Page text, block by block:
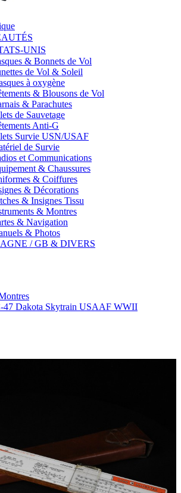
UNIS
& Bonnets de Vol
de Vol & Soleil
à oxygène
& Blousons de Vol
& Parachutes
de Sauvetage
Anti-G
Survie USN/USAF
de Survie
et Communications
& Chaussures
& Coiffures
& Décorations
& Insignes Tissu
& Montres
& Navigation
& Photos
/ GB & DIVERS
47 Dakota Skytrain USAAF WWII